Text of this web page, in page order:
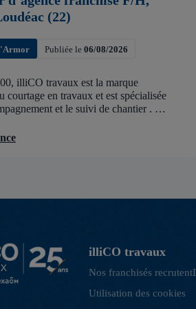
(22)
Publiée le 06/08/2026
illiCO travaux est la marque
courtage en travaux et est spécialisée
et le suivi de chantier .
projets […]
illiCO travaux
Nos franchisés recrutent
Utilisation des cookies